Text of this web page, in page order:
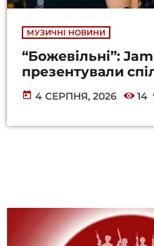
МУЗИЧНІ НОВИНИ
“Божевільні”:
презентували
today 4 СЕРПНЯ, 2026 14